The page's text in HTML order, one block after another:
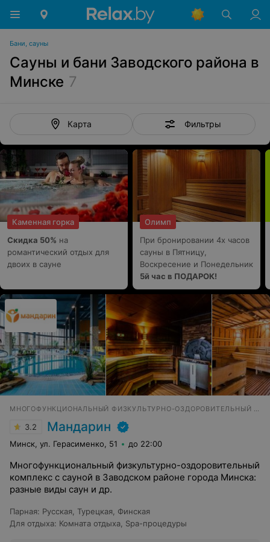
Бани, сауны
Сауны и бани Заводского района в
Минске 7
Карта Фильтры
Каменная горка
Скидка 50% на
романтический отдых для
двоих в сауне
Олимп
При бронировании 4х часов
сауны в Пятницу,
Воскресение и Понедельник
5й час в ПОДАРОК!
МНОГОФУНКЦИОНАЛЬНЫЙ ФИЗКУЛЬТУРНО-ОЗДОРОВИТЕЛЬНЫЙ КОМПЛЕКС
3.2 Мандарин
Минск, ул. Герасименко, 51 до 22:00
Многофункциональный физкультурно-оздоровительный
комплекс с сауной в Заводском районе города Минска:
разные виды саун и др.
Парная: Русская Турецкая Финская
Для отдыха: Комната отдыха Spa-процедуры